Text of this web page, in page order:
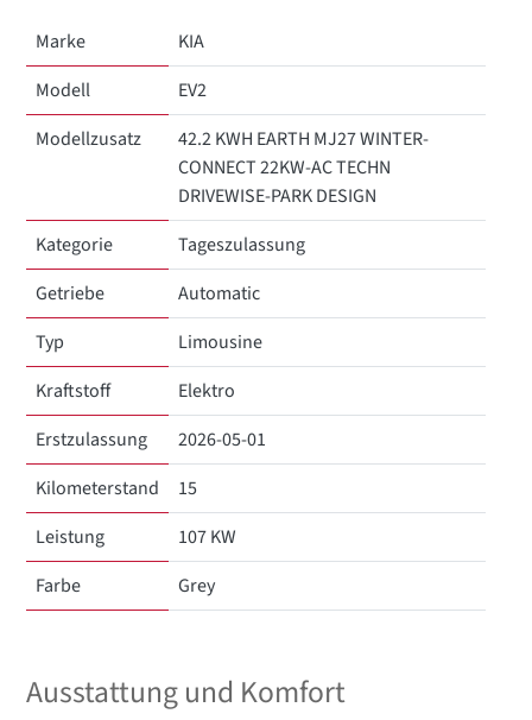
Marke
KIA
Modell
EV2
Modellzusatz
42.2 KWH EARTH MJ27 WINTER-
CONNECT 22KW-AC TECHN
DRIVEWISE-PARK DESIGN
Kategorie
Tageszulassung
Getriebe
Automatic
Typ
Limousine
Kraftstoff
Elektro
Erstzulassung
2026-05-01
Kilometerstand
15
Leistung
107 KW
Farbe
Grey
Ausstattung und Komfort